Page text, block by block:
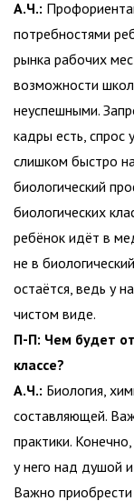
А.Ч.:
потребностями
рынка рабочих
возможности
неуспешными.
кадры есть,
слишком быстро
биологический
биологических
ребёнок идёт в
не в
остаётся, ведь у
чистом виде.
П-П: Чем будет
классе?
А.Ч.: Биология,
составляющей.
практики.
у него над душой
Важно